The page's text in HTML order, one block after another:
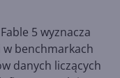
5 wyznacza
benchmarkach
danych liczących